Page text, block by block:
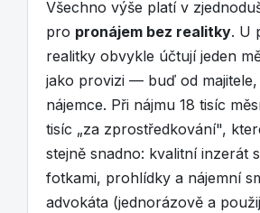
Všechno výše platí v
pro pronájem bez realitky. U
realitky obvykle účtují jeden
jako provizi — buď od
nájemce. Při nájmu 18 tisíc
tisíc „za zprostředkování",
stejně snadno: kvalitní inzerát
fotkami, prohlídky a nájemní
advokáta (jednorázově a